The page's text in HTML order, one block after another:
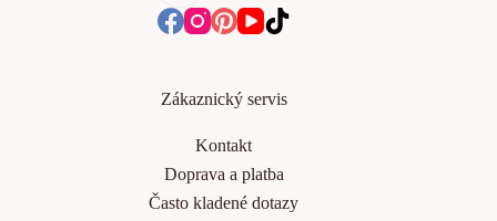
Zákaznický servis
Kontakt
Doprava a platba
Často kladené dotazy